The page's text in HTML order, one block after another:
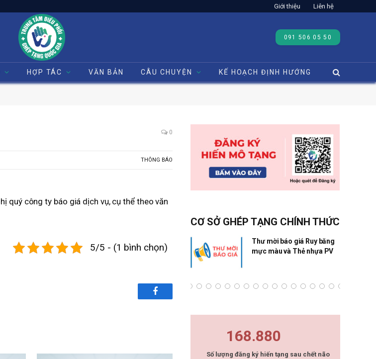
Giới thiệu Liên hệ
091 506 05 50
HỢP TÁC VĂN BẢN CÂU CHUYỆN KẾ HOẠCH ĐỊNH HƯỚNG
0
THÔNG BÁO
quý công ty báo giá dịch vụ, cụ thể theo văn
5/5 - (1 bình chọn)
Facebook
CƠ SỞ GHÉP TẠNG CHÍNH THỨC
đội 108
Thư mời báo giá Ruy băng
mực màu và Thẻ nhựa PV
168.880
Số lượng đăng ký hiến tạng sau chết não